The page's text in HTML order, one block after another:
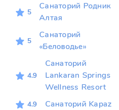
5
Санаторий Родник
Алтая
5
Санаторий
«Беловодье»
4.9
Санаторий
Lankaran Springs
Wellness Resort
4.9 Санаторий Kapaz